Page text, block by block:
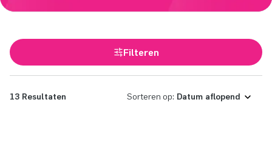
Filteren
13 Resultaten Sorteren op: